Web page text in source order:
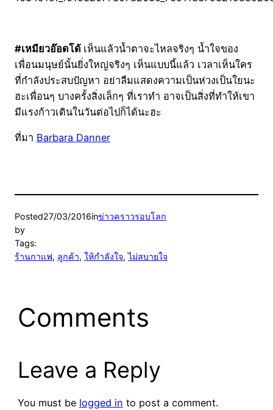
#เหมียวอ๊อดโด้ เห็นแล้วน้ำตาจะไหลจริงๆ น้ำใจของ
เพื่อนมนุษย์นั้นยิ่งใหญ่จริงๆ เห็นแบบนี้แล้ว เวลาเห็นใคร
ที่กำลังประสบปัญหา อย่าลืมแสดงความเป็นห่วงเป็นใยนะ
ฮะเพื่อนๆ บางครั้งสิ่งเล็กๆ ที่เราทำ อาจเป็นสิ่งที่ทำให้เขา
มีแรงก้าวเดินในวันต่อไปก็ได้นะฮะ
ที่มา ‎ Barbara Danner
Posted27/03/2016inข่าวคราวรอบโลก
by
Tags:
ร้านกาแฟ, ลูกค้า, ให้กำลังใจ, ไม่สบายใจ
Comments
Leave a Reply
You must be logged in to post a comment.